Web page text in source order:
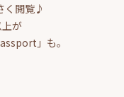
く閲覧♪
が
」も。